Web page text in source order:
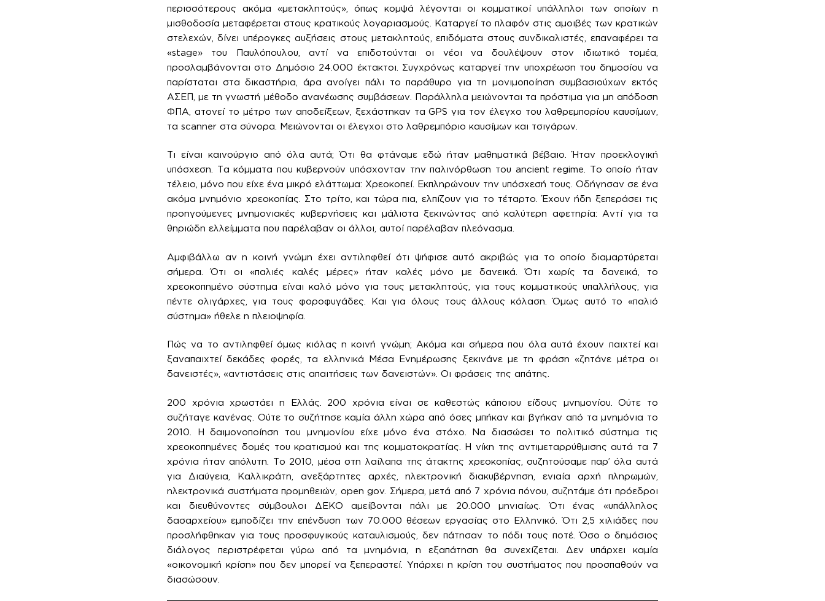
περισσότερους ακόμα «μετακλητούς», όπως κομψά λέγονται οι κομματικοί υπάλληλοι των οποίων η
μισθοδοσία μεταφέρεται στους κρατικούς λογαριασμούς. Καταργεί το πλαφόν στις αμοιβές των κρατικών
στελεχών, δίνει υπέρογκες αυξήσεις στους μετακλητούς, επιδόματα στους συνδικαλιστές, επαναφέρει τα
«stage» του Παυλόπουλου, αντί να επιδοτούνται οι νέοι να δουλέψουν στον ιδιωτικό τομέα,
προσλαμβάνονται στο Δημόσιο 24.000 έκτακτοι. Συγχρόνως καταργεί την υποχρέωση του δημοσίου να
παρίσταται στα δικαστήρια, άρα ανοίγει πάλι το παράθυρο για τη μονιμοποίηση συμβασιούχων εκτός
ΑΣΕΠ, με τη γνωστή μέθοδο ανανέωσης συμβάσεων. Παράλληλα μειώνονται τα πρόστιμα για μη απόδοση
ΦΠΑ, ατονεί το μέτρο των αποδείξεων, ξεχάστηκαν τα GPS για τον έλεγχο του λαθρεμπορίου καυσίμων,
τα scanner στα σύνορα. Μειώνονται οι έλεγχοι στο λαθρεμπόριο καυσίμων και τσιγάρων.
Τι είναι καινούργιο από όλα αυτά; Ότι θα φτάναμε εδώ ήταν μαθηματικά βέβαιο. Ήταν προεκλογική
υπόσχεση. Τα κόμματα που κυβερνούν υπόσχονταν την παλινόρθωση του ancient regime. Το οποίο ήταν
τέλειο, μόνο που είχε ένα μικρό ελάττωμα: Χρεοκοπεί. Εκπληρώνουν την υπόσχεσή τους. Οδήγησαν σε ένα
ακόμα μνημόνιο χρεοκοπίας. Στο τρίτο, και τώρα πια, ελπίζουν για το τέταρτο. Έχουν ήδη ξεπεράσει τις
προηγούμενες μνημονιακές κυβερνήσεις και μάλιστα ξεκινώντας από καλύτερη αφετηρία: Αντί για τα
θηριώδη ελλείμματα που παρέλαβαν οι άλλοι, αυτοί παρέλαβαν πλεόνασμα.
Αμφιβάλλω αν η κοινή γνώμη έχει αντιληφθεί ότι ψήφισε αυτό ακριβώς για το οποίο διαμαρτύρεται
σήμερα. Ότι οι «παλιές καλές μέρες» ήταν καλές μόνο με δανεικά. Ότι χωρίς τα δανεικά, το
χρεοκοπημένο σύστημα είναι καλό μόνο για τους μετακλητούς, για τους κομματικούς υπαλλήλους, για
πέντε ολιγάρχες, για τους φοροφυγάδες. Και για όλους τους άλλους κόλαση. Όμως αυτό το «παλιό
σύστημα» ήθελε η πλειοψηφία.
Πώς να το αντιληφθεί όμως κιόλας η κοινή γνώμη; Ακόμα και σήμερα που όλα αυτά έχουν παιχτεί και
ξαναπαιχτεί δεκάδες φορές, τα ελληνικά Μέσα Ενημέρωσης ξεκινάνε με τη φράση «ζητάνε μέτρα οι
δανειστές», «αντιστάσεις στις απαιτήσεις των δανειστών». Οι φράσεις της απάτης.
200 χρόνια χρωστάει η Ελλάς. 200 χρόνια είναι σε καθεστώς κάποιου είδους μνημονίου. Ούτε το
συζήταγε κανένας. Ούτε το συζήτησε καμία άλλη χώρα από όσες μπήκαν και βγήκαν από τα μνημόνια το
2010. Η δαιμονοποίηση του μνημονίου είχε μόνο ένα στόχο. Να διασώσει το πολιτικό σύστημα τις
χρεοκοπημένες δομές του κρατισμού και της κομματοκρατίας. Η νίκη της αντιμεταρρύθμισης αυτά τα 7
χρόνια ήταν απόλυτη. Το 2010, μέσα στη λαίλαπα της άτακτης χρεοκοπίας, συζητούσαμε παρ’ όλα αυτά
για Διαύγεια, Καλλικράτη, ανεξάρτητες αρχές, ηλεκτρονική διακυβέρνηση, ενιαία αρχή πληρωμών,
ηλεκτρονικά συστήματα προμηθειών, open gov. Σήμερα, μετά από 7 χρόνια πόνου, συζητάμε ότι πρόεδροι
και διευθύνοντες σύμβουλοι ΔΕΚΟ αμείβονται πάλι με 20.000 μηνιαίως. Ότι ένας «υπάλληλος
δασαρχείου» εμποδίζει την επένδυση των 70.000 θέσεων εργασίας στο Ελληνικό. Ότι 2,5 χιλιάδες που
προσλήφθηκαν για τους προσφυγικούς καταυλισμούς, δεν πάτησαν το πόδι τους ποτέ. Όσο ο δημόσιος
διάλογος περιστρέφεται γύρω από τα μνημόνια, η εξαπάτηση θα συνεχίζεται. Δεν υπάρχει καμία
«οικονομική κρίση» που δεν μπορεί να ξεπεραστεί. Υπάρχει η κρίση του συστήματος που προσπαθούν να
διασώσουν.